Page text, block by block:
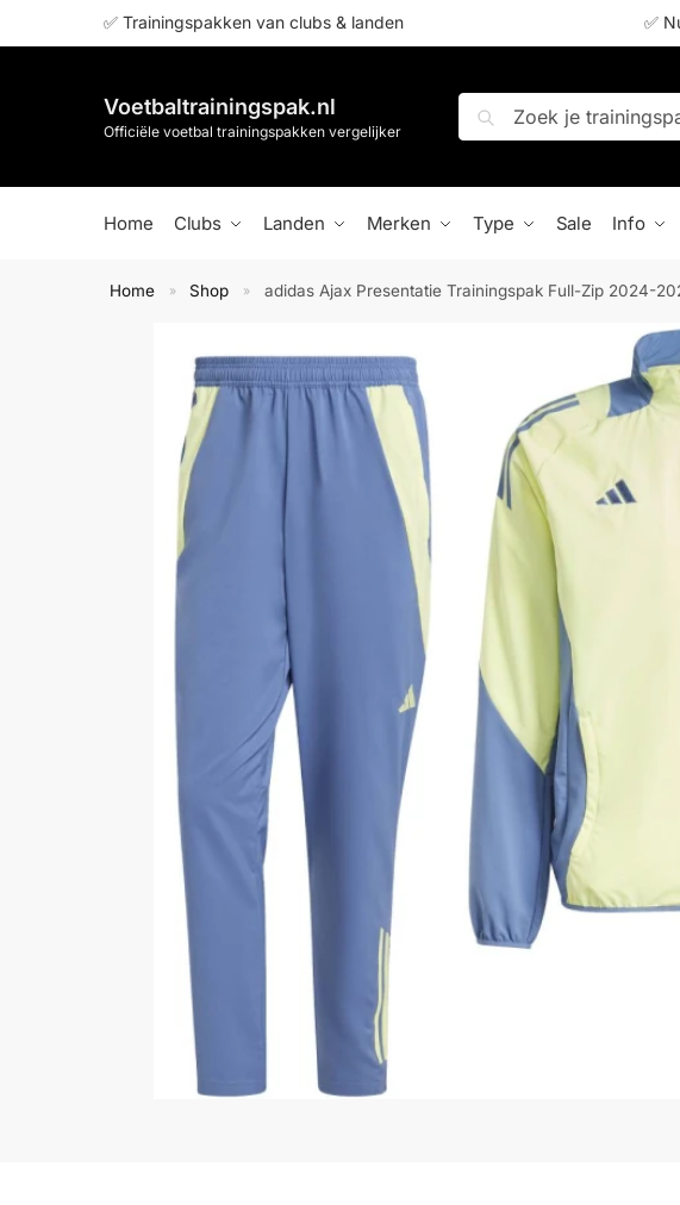
✅ Trainingspakken van clubs & landen ✅
Voetbaltrainingspak.nl
Officiële voetbal trainingspakken vergelijker
Zoeken
Home Clubs Landen Merken Type Sale Info
Home » Shop » adidas Ajax Presentatie Trainingspak Full-Zip 2024-